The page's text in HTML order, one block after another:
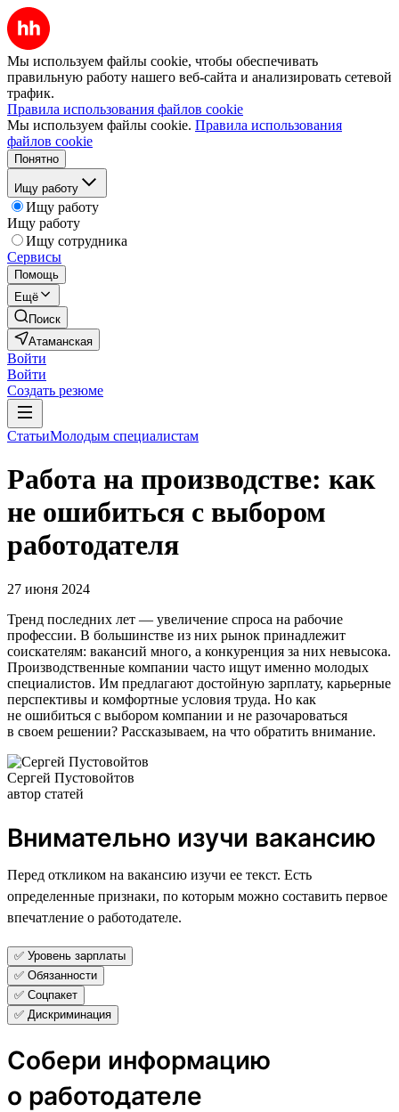
Мы используем файлы cookie, чтобы обеспечивать
правильную работу нашего веб-сайта и анализировать сетевой
трафик.
Правила использования файлов cookie
Мы используем файлы cookie. Правила использования
файлов cookie
Понятно
Ищу работу
Ищу работу
Ищу работу
Ищу сотрудника
Сервисы
Помощь
Ещё
Поиск
Атаманская
Войти
Войти
Создать резюме
СтатьиМолодым специалистам
Работа на производстве: как
не ошибиться с выбором
работодателя
27 июня 2024
Тренд последних лет — увеличение спроса на рабочие
профессии. В большинстве из них рынок принадлежит
соискателям: вакансий много, а конкуренция за них невысока.
Производственные компании часто ищут именно молодых
специалистов. Им предлагают достойную зарплату, карьерные
перспективы и комфортные условия труда. Но как
не ошибиться с выбором компании и не разочароваться
в своем решении? Рассказываем, на что обратить внимание.
Сергей Пустовойтов
автор статей
Внимательно изучи вакансию
Перед откликом на вакансию изучи ее текст. Есть
определенные признаки, по которым можно составить первое
впечатление о работодателе.
✅ Уровень зарплаты
✅ Обязанности
✅ Соцпакет
✅ Дискриминация
Собери информацию
о работодателе